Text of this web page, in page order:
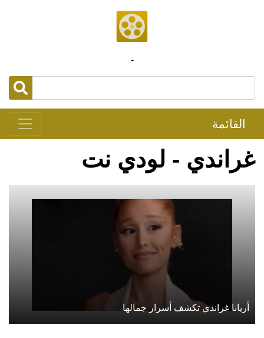
-
القائمة
غراندي - لودي نت
أريانا غراندي تكشف أسرار جمالها